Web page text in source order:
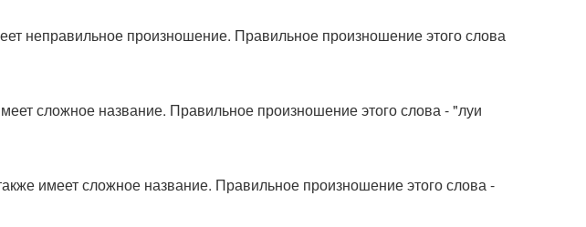
неправильное произношение. Правильное произношение этого слова
сложное название. Правильное произношение этого слова - "луи
имеет сложное название. Правильное произношение этого слова -